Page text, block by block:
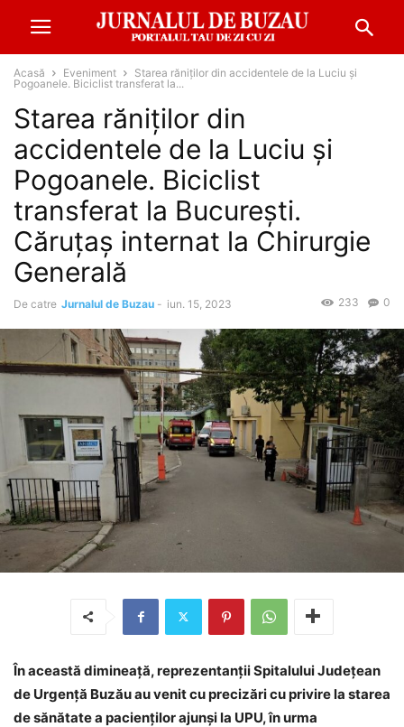
Acasă Eveniment
Starea răniților din accidentele de la Luciu și
Pogoanele. Biciclist transferat la...
Starea răniților din
accidentele de la Luciu și
Pogoanele. Biciclist
transferat la București.
Căruțaș internat la Chirurgie
Generală
De catre Jurnalul de Buzau - iun. 15, 2023 0
233
În această dimineață, reprezentanții Spitalului Județean
de Urgență Buzău au venit cu precizări cu privire la starea
de sănătate a pacienților ajunși la UPU, în urma